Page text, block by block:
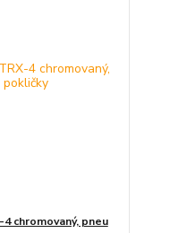
chromovaný, pneu